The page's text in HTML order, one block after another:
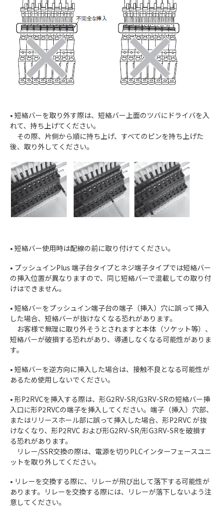
• 短絡バーを取り外す際は、短絡バー上面のツバにドライバを入
れて、持ち上げてください。
その際、片側から順に持ち上げ、すべてのピンを持ち上げた
後、取り外してください。
• 短絡バー使用時は配線の前に取り付けてください。
• プッシュインPlus 端子台タイプとネジ端子タイプでは短絡バー
の挿入位置が異なりますので、同じ短絡バーで混載しての取り付
けはできません。
• 短絡バーをプッシュイン端子台の端子（挿入）穴に誤って挿入
した場合、短絡バーが抜けなくなる恐れがあります。
お客様で無理に取り外そうとされますと本体（ソケット等）、
短絡バーが破損する恐れがあり、導通しなくなる可能性がありま
す。
• 短絡バーを逆方向に挿入した場合は、接触不良となる可能性が
あるため使用しないでください。
• 形P2RVCを挿入する際は、形G2RV-SR/G3RV-SRの短絡バー挿
入口に形P2RVCの端子を挿入してください。端子（挿入）穴部、
またはリリースホール部に誤って挿入した場合、形P2RVC が抜
けなくなり、形P2RVC および形G2RV-SR/形G3RV-SRを破損す
る恐れがあります。
リレー/SSR交換の際は、電源を切りPLCインターフェースユニ
ットを取り外してください。
• リレーを交換する際に、リレーが飛び出して落下する可能性が
あります。リレーを交換する際には、リレーが落下しないよう注
意してください。